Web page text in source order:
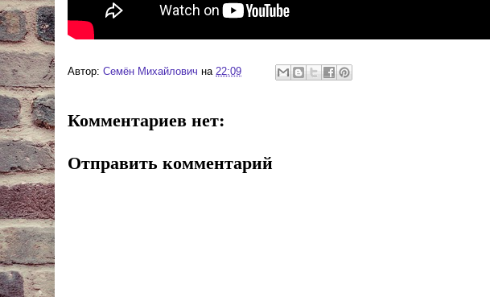
Автор: Cемён Михайлович на 22:09
Комментариев нет:
Отправить комментарий